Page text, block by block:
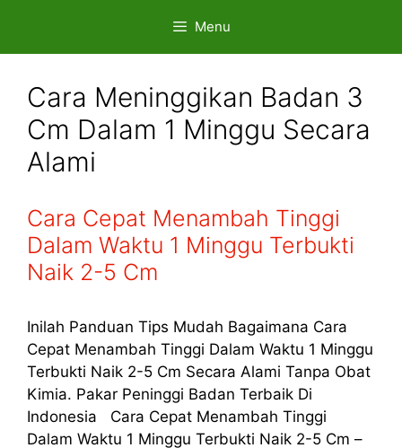
content
Menu
Cara Meninggikan Badan 3
Cm Dalam 1 Minggu Secara
Alami
Cara Cepat Menambah Tinggi
Dalam Waktu 1 Minggu Terbukti
Naik 2-5 Cm
Inilah Panduan Tips Mudah Bagaimana Cara
Cepat Menambah Tinggi Dalam Waktu 1 Minggu
Terbukti Naik 2-5 Cm Secara Alami Tanpa Obat
Kimia. Pakar Peninggi Badan Terbaik Di
Indonesia Cara Cepat Menambah Tinggi
Dalam Waktu 1 Minggu Terbukti Naik 2-5 Cm –